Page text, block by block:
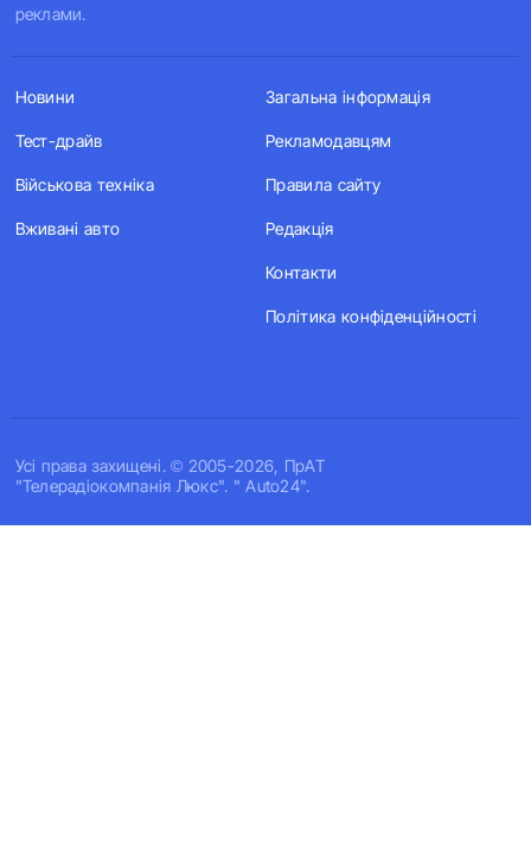
реклами.
Усi права захищенi. © 2005-2026, ПрАТ
"Телерадіокомпанія Люкс". " Auto24".
Новини
Тест-драйв
Військова техніка
Вживані авто
Загальна інформація
Рекламодавцям
Правила сайту
Редакція
Контакти
Політика конфіденційності